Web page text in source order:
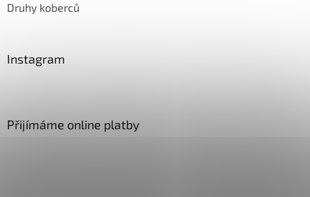
Druhy koberců
Instagram
Přijímáme online platby